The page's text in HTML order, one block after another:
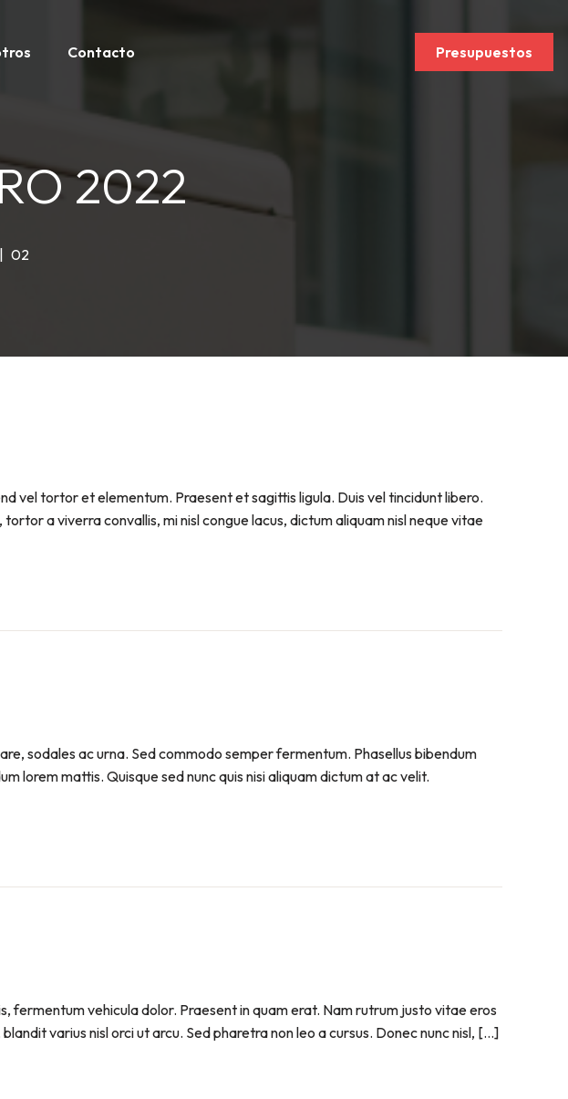
Contacto Presupuestos
2022
02
vel tortor et elementum. Praesent et sagittis ligula. Duis vel tincidunt libero.
a viverra convallis, mi nisl congue lacus, dictum aliquam nisl neque vitae
sodales ac urna. Sed commodo semper fermentum. Phasellus bibendum
lorem mattis. Quisque sed nunc quis nisi aliquam dictum at ac velit.
fermentum vehicula dolor. Praesent in quam erat. Nam rutrum justo vitae eros
varius nisl orci ut arcu. Sed pharetra non leo a cursus. Donec nunc nisl, […]